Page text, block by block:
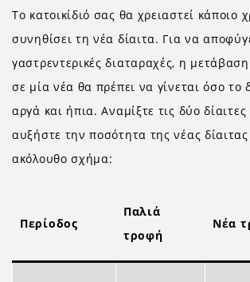
Το κατοικίδιό σας θα χρειαστεί κάποιο
συνηθίσει τη νέα δίαιτα. Για να
γαστρεντερικές διαταραχές, η
σε μία νέα θα πρέπει να γίνεται όσο το
αργά και ήπια. Αναμίξτε τις δύο
αυξήστε την ποσότητα της νέας
ακόλουθο σχήμα:
Περίοδος
Παλιά
τροφή
Νέα